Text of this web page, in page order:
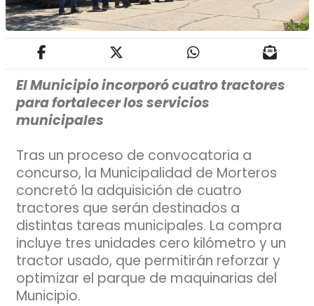
El Municipio incorporó cuatro tractores
para fortalecer los servicios
municipales
Tras un proceso de convocatoria a
concurso, la Municipalidad de Morteros
concretó la adquisición de cuatro
tractores que serán destinados a
distintas tareas municipales. La compra
incluye tres unidades cero kilómetro y un
tractor usado, que permitirán reforzar y
optimizar el parque de maquinarias del
Municipio.